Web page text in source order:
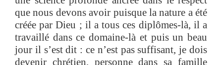
que nous devons avoir puisque la nature a été
créée par Dieu ; il a tous ces diplômes-là, il a
travaillé dans ce domaine-là et puis un beau
jour il s’est dit : ce n’est pas suffisant, je dois
devenir chrétien, personne dans sa famille